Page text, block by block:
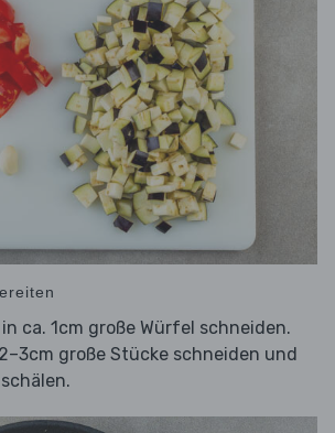
in ca. 1cm große Würfel schneiden.
große Stücke schneiden und
schälen.